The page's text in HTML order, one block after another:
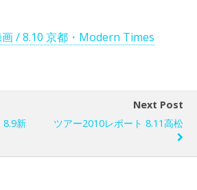
画 / 8.10 京都・Modern Times
8.9新
Next Post
ツアー2010レポート 8.11高松